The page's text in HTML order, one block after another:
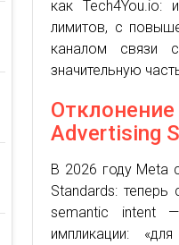
как Tech4You.io:
лимитов, с
каналом связи
значительную
Advertising
В 2026 году Meta
Standards: теперь
semantic intent —
импликации: